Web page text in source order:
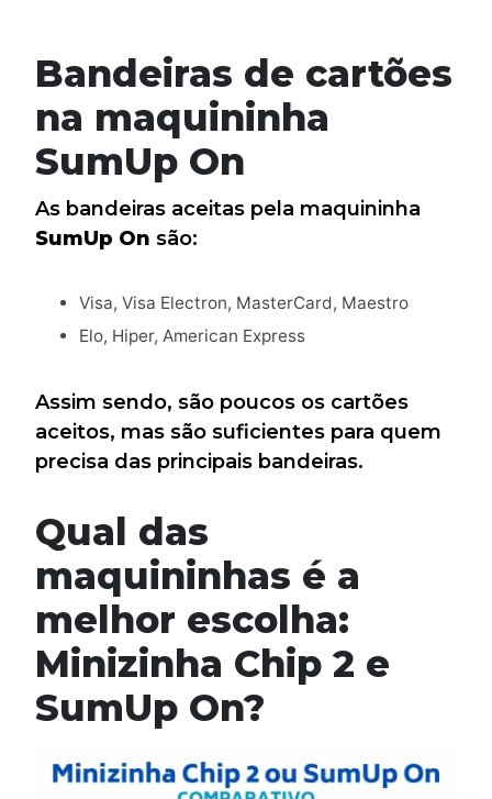
Bandeiras de cartões
na maquininha
SumUp On
As bandeiras aceitas pela maquininha
SumUp On são:
Visa, Visa Electron, MasterCard, Maestro
Elo, Hiper, American Express
Assim sendo, são poucos os cartões
aceitos, mas são suficientes para quem
precisa das principais bandeiras.
Qual das
maquininhas é a
melhor escolha:
Minizinha Chip 2 e
SumUp On?